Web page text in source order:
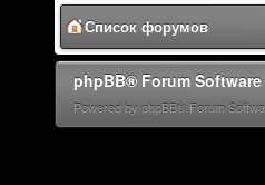
Список форумов
phpBB® Forum Software
Powered by phpBB® Forum